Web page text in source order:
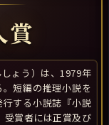
賞
ょう）は、1979年
短編の推理小説を
する小説誌『小説
受賞者には正賞及び